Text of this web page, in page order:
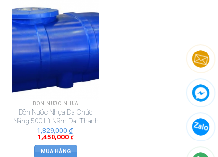
BỒN NƯỚC NHỰA
Bồn Nước Nhựa Đa Chức
Năng 500 Lít Nằm Đại Thành
1,829,000₫
1,450,000₫
MUA HÀNG